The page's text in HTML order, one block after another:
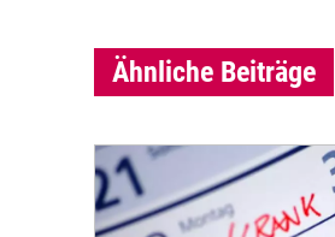
Ähnliche Beiträge